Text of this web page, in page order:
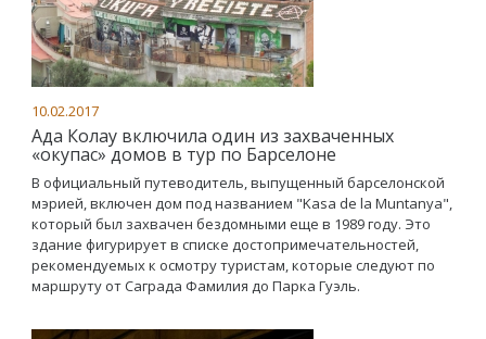
10.02.2017
Ада Колау включила один из захваченных
«окупас» домов в тур по Барселоне
В официальный путеводитель, выпущенный барселонской
мэрией, включен дом под названием "Kasa de la Muntanya",
который был захвачен бездомными еще в 1989 году. Это
здание фигурирует в списке достопримечательностей,
рекомендуемых к осмотру туристам, которые следуют по
маршруту от Саграда Фамилия до Парка Гуэль.